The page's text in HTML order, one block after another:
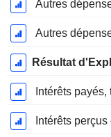
Autres
Autres
Résultat
Intérêts payés,
Intérêts